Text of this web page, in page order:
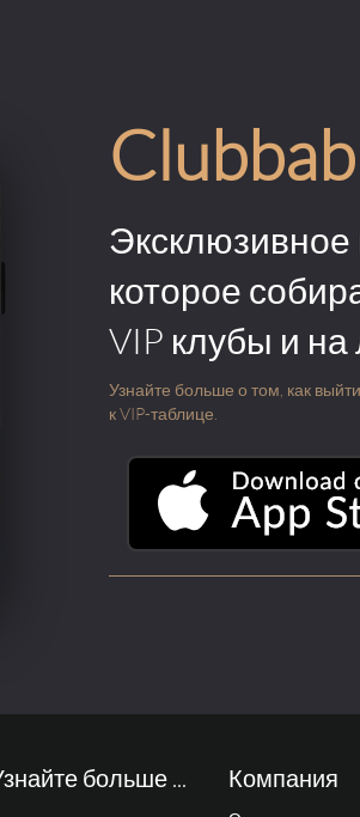
которое
VIP клубы и
Узнайте больше о том, как
к VIP-таблице.
больше ... Компания